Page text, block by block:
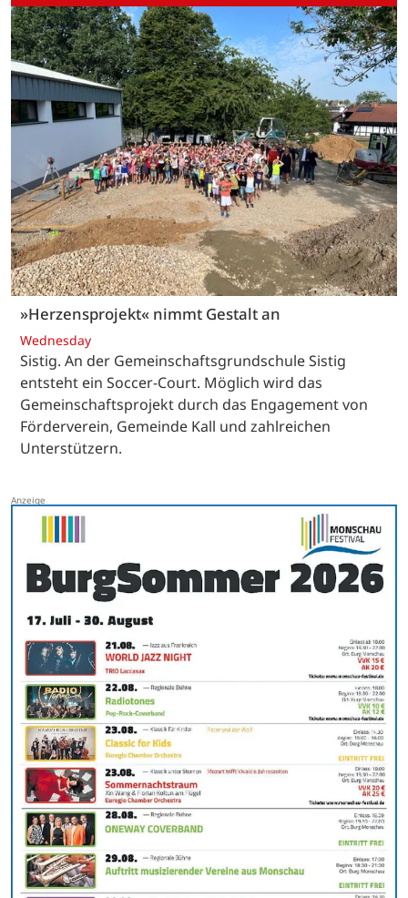
»Herzensprojekt« nimmt Gestalt an
Wednesday
Sistig. An der Gemeinschaftsgrundschule Sistig
entsteht ein Soccer-Court. Möglich wird das
Gemeinschaftsprojekt durch das Engagement von
Förderverein, Gemeinde Kall und zahlreichen
Unterstützern.